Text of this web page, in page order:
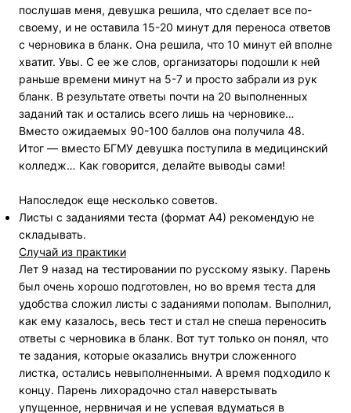
послушав меня, девушка решила, что сделает все по-
своему, и не оставила 15-20 минут для переноса ответов
с черновика в бланк. Она решила, что 10 минут ей вполне
хватит. Увы. С ее же слов, организаторы подошли к ней
раньше времени минут на 5-7 и просто забрали из рук
бланк. В результате ответы почти на 20 выполненных
заданий так и остались всего лишь на черновике…
Вместо ожидаемых 90-100 баллов она получила 48.
Итог — вместо БГМУ девушка поступила в медицинский
колледж… Как говорится, делайте выводы сами!
Напоследок еще несколько советов.
Листы с заданиями теста (формат А4) рекомендую не
складывать.
Случай из практики
Лет 9 назад на тестировании по русскому языку. Парень
был очень хорошо подготовлен, но во время теста для
удобства сложил листы с заданиями пополам. Выполнил,
как ему казалось, весь тест и стал не спеша переносить
ответы с черновика в бланк. Вот тут только он понял, что
те задания, которые оказались внутри сложенного
листка, остались невыполненными. А время подходило к
концу. Парень лихорадочно стал наверстывать
упущенное, нервничая и не успевая вдуматься в